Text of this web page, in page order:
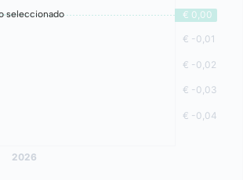
seleccionado